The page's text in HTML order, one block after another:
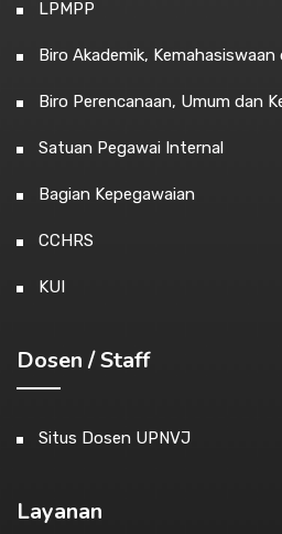
LPMPP
Biro Akademik, Kemahasiswaan
Biro Perencanaan, Umum dan
Satuan Pegawai Internal
Bagian Kepegawaian
CCHRS
KUI
Dosen / Staff
Situs Dosen UPNVJ
Layanan